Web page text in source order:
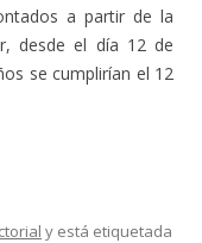
a partir de la
desde el día 12 de
se cumplirían el 12
y está etiquetada